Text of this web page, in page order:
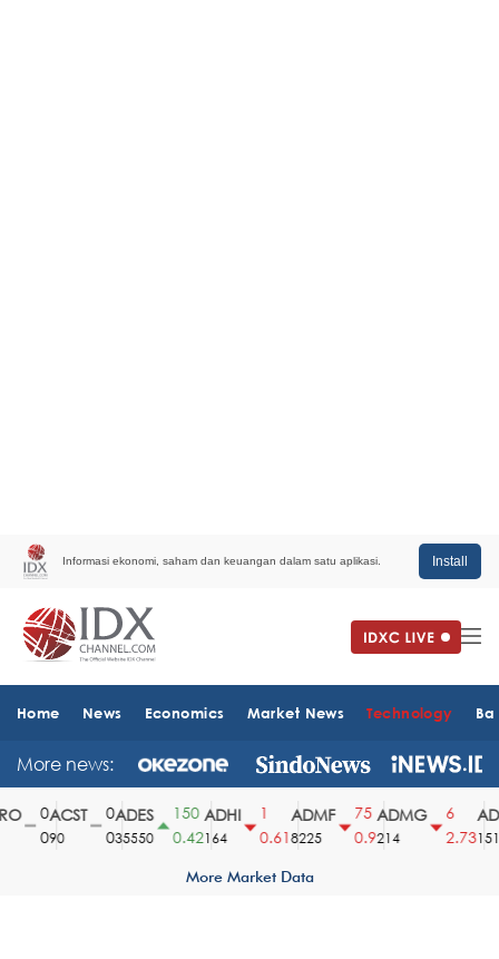
Informasi ekonomi, saham dan keuangan dalam satu aplikasi. Install
Home News Economics Market News Technology
More news:
ACST
90
ADES
35550
150
0.42
ADHI
164
0.61
ADMF
8225
0.9
ADMG
214
2.731510
More Market Data